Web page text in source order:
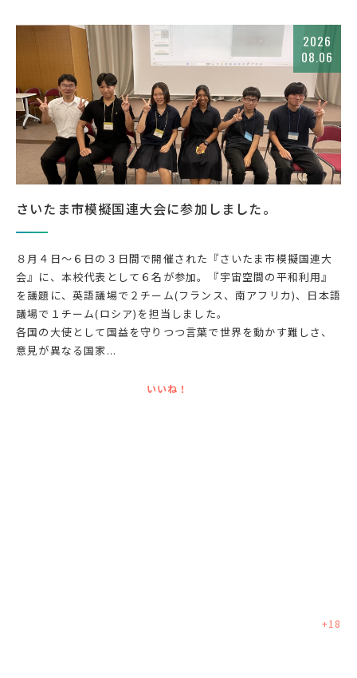
2026
08.06
さいたま市模擬国連大会に参加しました。
８月４日～６日の３日間で開催された『さいたま市模擬国連大
会』に、本校代表として６名が参加。『宇宙空間の平和利用』
を議題に、英語議場で２チーム(フランス、南アフリカ)、日本語
議場で１チーム(ロシア)を担当しました。
各国の大使として国益を守りつつ言葉で世界を動かす難しさ、
意見が異なる国家...
いいね！
+18